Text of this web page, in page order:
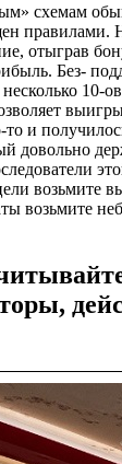
схемам
правилами.
отыграв
Без-
10-
и
довольно
возьмите
возьмите